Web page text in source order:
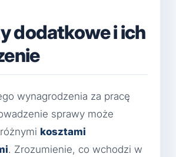
dodatkowe i ich
wynagrodzenia za pracę
sprawy może
kosztami
. Zrozumienie, co wchodzi w